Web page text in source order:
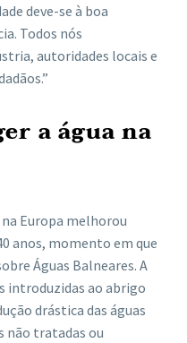
deve-se à boa
Todos nós
autoridades locais e
a água na
na Europa melhorou
anos, momento em que
Águas Balneares. A
introduzidas ao abrigo
drástica das águas
não tratadas ou